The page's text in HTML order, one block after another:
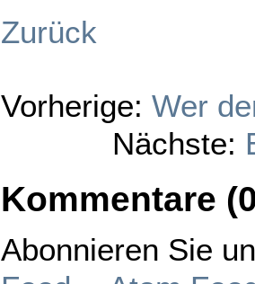
Zurück
Vorherige: Wer
Nächste:
Kommentare
Abonnieren Sie